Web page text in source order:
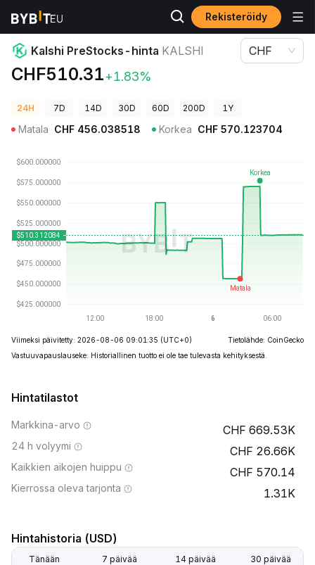
Rekisteröidy
Kryptohinnat Kalshi PreStocks-hinta KALSHI
Kalshi PreStocks-hinta KALSHI
CHF510.31+1.83%
CHF
24H 7D 14D 30D 60D 200D 1Y
Matala CHF 456.038518 Korkea CHF 570.123704
Viimeksi päivitetty: 2026-08-06 09:01:35 (UTC+0)
Tietolähde: CoinGecko
Vastuuvapauslauseke: Historiallinen tuotto ei ole tae tulevasta kehityksestä.
Hintatilastot
Markkina-arvo 669.53K
24 h volyymi 26.66K
Kaikkien aikojen huippu 570.14
Kierrossa oleva tarjonta 1.31K
Hintahistoria (USD)
Tänään 7 päivää 14 päivää 30 päivää